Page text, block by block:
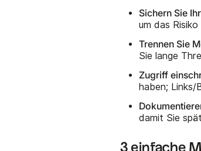
Sichern Sie
um das
Trennen Sie
Sie lange
Zugriff
haben; Links/
damit Sie
3 einfache